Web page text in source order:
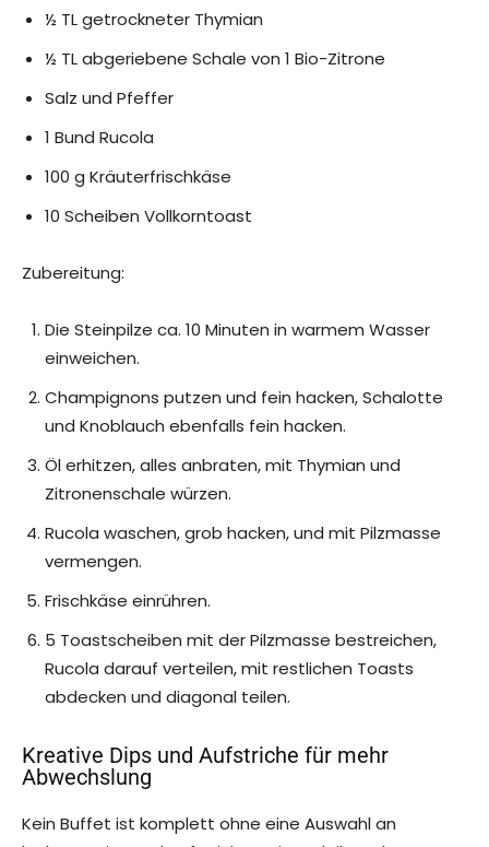
½ TL getrockneter Thymian
½ TL abgeriebene Schale von 1 Bio-Zitrone
Salz und Pfeffer
1 Bund Rucola
100 g Kräuterfrischkäse
10 Scheiben Vollkorntoast
Zubereitung:
Die Steinpilze ca. 10 Minuten in warmem Wasser
einweichen.
Champignons putzen und fein hacken, Schalotte
und Knoblauch ebenfalls fein hacken.
Öl erhitzen, alles anbraten, mit Thymian und
Zitronenschale würzen.
Rucola waschen, grob hacken, und mit Pilzmasse
vermengen.
Frischkäse einrühren.
5 Toastscheiben mit der Pilzmasse bestreichen,
Rucola darauf verteilen, mit restlichen Toasts
abdecken und diagonal teilen.
Kreative Dips und Aufstriche für mehr
Abwechslung
Kein Buffet ist komplett ohne eine Auswahl an